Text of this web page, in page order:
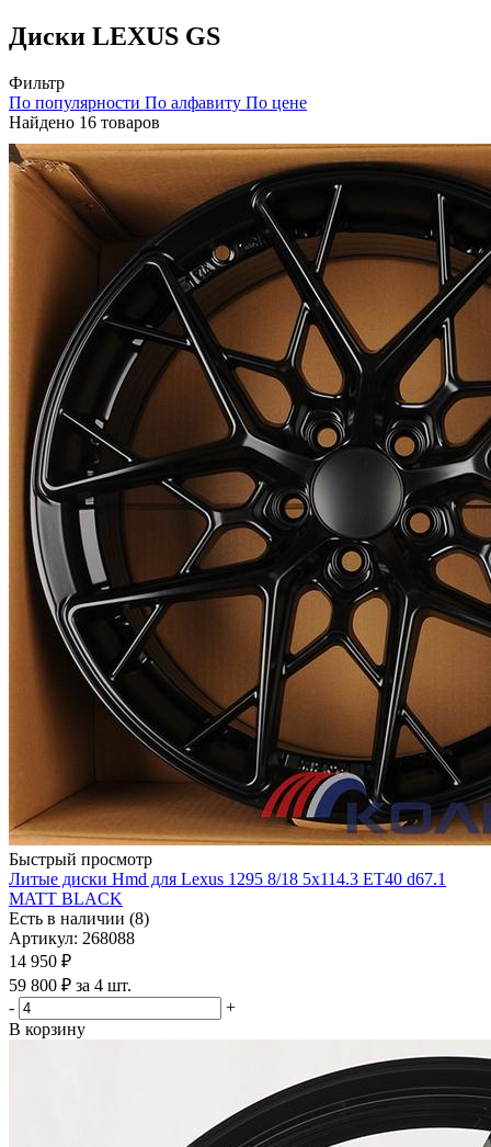
Диски LEXUS GS
Фильтр
По популярности По алфавиту По цене
Найдено 16 товаров
Быстрый просмотр
Литые диски Hmd для Lexus 1295 8/18 5x114.3 ET40 d67.1
MATT BLACK
Есть в наличии (8)
Артикул: 268088
14 950 ₽
59 800 ₽ за 4 шт.
-
+
В корзину